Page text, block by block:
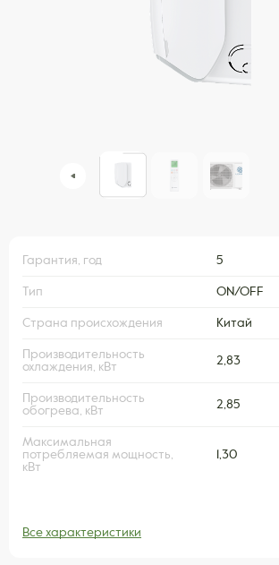
Гарантия, год 5
Тип ON/OFF
Страна происхождения Китай
Производительность
охлаждения, кВт
2,83
Производительность
обогрева, кВт
2,85
Максимальная
потребляемая мощность,
кВт
1,30
Все характеристики